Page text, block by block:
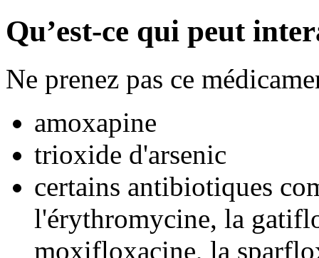
Qu’est-ce qui peut
Ne prenez pas ce
amoxapine
trioxide d'arsenic
certains antibiotiques
l'érythromycine, la
moxifloxacine, la